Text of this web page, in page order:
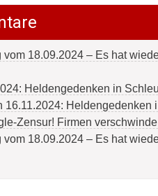
vom 18.09.2024 – Es hat
Heldengedenken in
16.11.2024: Heldengedenken
Zensur! Firmen
vom 18.09.2024 – Es hat